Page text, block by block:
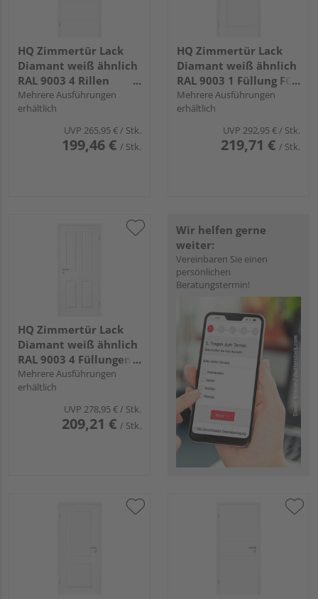
HQ Zimmertür Lack
Diamant weiß ähnlich
RAL 9003 4 Rillen
Röhrenspan KK1
Mehrere Ausführungen
erhältlich
UVP 265,95 €/ Stk.
199,46 € / Stk.
HQ Zimmertür Lack
Diamant weiß ähnlich
RAL 9003 1 Füllung FG
Röhrenspan KK1
Mehrere Ausführungen
erhältlich
UVP 292,95 €/ Stk.
219,71 € / Stk.
HQ Zimmertür Lack
Diamant weiß ähnlich
RAL 9003 4 Füllungen
TG Röhrenspan KK1
Mehrere Ausführungen
erhältlich
UVP 278,95 €/ Stk.
209,21 € / Stk.
Wir helfen gerne
weiter:
Vereinbaren Sie einen
persönlichen
Beratungstermin!